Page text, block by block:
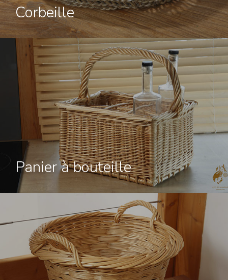
Corbeille
Panier à bouteille
Accueil
Galerie
Stages
Nous trouver
Informations :
Stéphanie Carteron
Atelier Amarine
Chantaussel
05500 Saint Julien en
Champsaur